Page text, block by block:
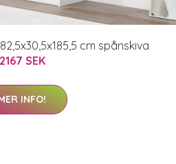
cm spånskiva
2167 SEK
INFO!